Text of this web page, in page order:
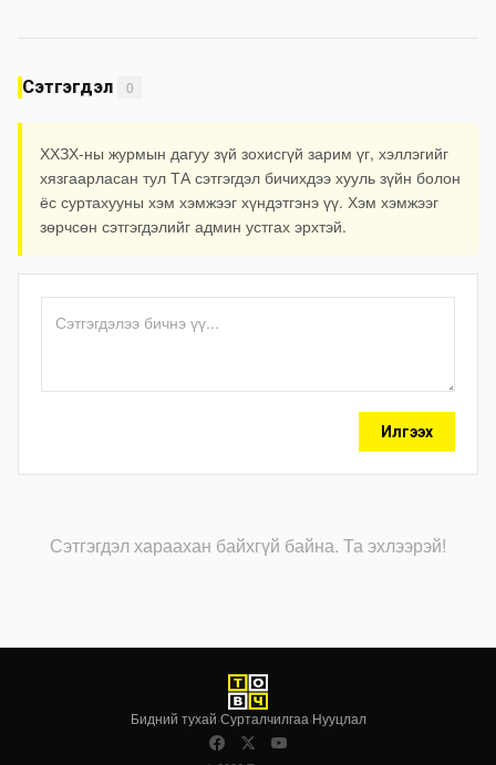
Сэтгэгдэл 0
ХХЗХ-ны журмын дагуу зүй зохисгүй зарим үг, хэллэгийг
хязгаарласан тул ТА сэтгэгдэл бичихдээ хууль зүйн болон
ёс суртахууны хэм хэмжээг хүндэтгэнэ үү. Хэм хэмжээг
зөрчсөн сэтгэгдэлийг админ устгах эрхтэй.
Илгээх
Сэтгэгдэл хараахан байхгүй байна. Та эхлээрэй!
Бидний тухай·Сурталчилгаа·Нууцлал